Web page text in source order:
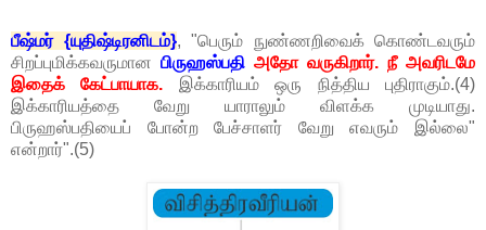
பீஷ்மர் {யுதிஷ்டிரனிடம்}, "பெரும் நுண்ணறிவைக் கொண்டவரும்
சிறப்புமிக்கவருமான பிருஹஸ்பதி அதோ வருகிறார். நீ அவரிடமே
இதைக் கேட்பாயாக. இக்காரியம் ஒரு நித்திய புதிராகும்.(4)
இக்காரியத்தை வேறு யாராலும் விளக்க முடியாது.
பிருஹஸ்பதியைப் போன்ற பேச்சாளர் வேறு எவரும் இல்லை"
என்றார்".(5)